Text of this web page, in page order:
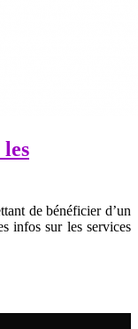
de bénéficier d’un
infos sur les services